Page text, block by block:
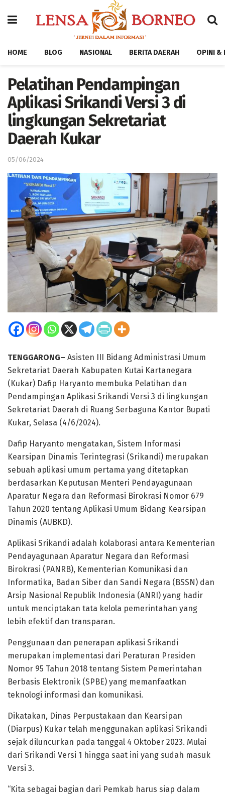
HOME BLOG NASIONAL BERITA DAERAH OPINI &
Pelatihan Pendampingan
Aplikasi Srikandi Versi 3 di
lingkungan Sekretariat
Daerah Kukar
05/06/2024
TENGGARONG– Asisten III Bidang Administrasi Umum
Sekretariat Daerah Kabupaten Kutai Kartanegara
(Kukar) Dafip Haryanto membuka Pelatihan dan
Pendampingan Aplikasi Srikandi Versi 3 di lingkungan
Sekretariat Daerah di Ruang Serbaguna Kantor Bupati
Kukar, Selasa (4/6/2024).
Dafip Haryanto mengatakan, Sistem Informasi
Kearsipan Dinamis Terintegrasi (Srikandi) merupakan
sebuah aplikasi umum pertama yang ditetapkan
berdasarkan Keputusan Menteri Pendayagunaan
Aparatur Negara dan Reformasi Birokrasi Nomor 679
Tahun 2020 tentang Aplikasi Umum Bidang Kearsipan
Dinamis (AUBKD).
Aplikasi Srikandi adalah kolaborasi antara Kementerian
Pendayagunaan Aparatur Negara dan Reformasi
Birokrasi (PANRB), Kementerian Komunikasi dan
Informatika, Badan Siber dan Sandi Negara (BSSN) dan
Arsip Nasional Republik Indonesia (ANRI) yang hadir
untuk menciptakan tata kelola pemerintahan yang
lebih efektif dan transparan.
Penggunaan dan penerapan aplikasi Srikandi
merupakan implementasi dari Peraturan Presiden
Nomor 95 Tahun 2018 tentang Sistem Pemerintahan
Berbasis Elektronik (SPBE) yang memanfaatkan
teknologi informasi dan komunikasi.
Dikatakan, Dinas Perpustakaan dan Kearsipan
(Diarpus) Kukar telah menggunakan aplikasi Srikandi
sejak diluncurkan pada tanggal 4 Oktober 2023. Mulai
dari Srikandi Versi 1 hingga saat ini yang sudah masuk
Versi 3.
“Kita sebagai bagian dari Pemkab harus siap dalam